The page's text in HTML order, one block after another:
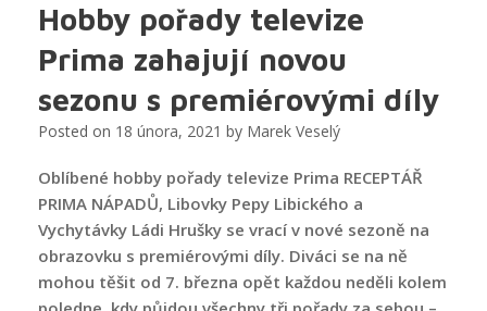
Hobby pořady televize
Prima zahajují novou
sezonu s premiérovými díly
Posted on 18 února, 2021 by Marek Veselý
Oblíbené hobby pořady televize Prima RECEPTÁŘ
PRIMA NÁPADŮ, Libovky Pepy Libického a
Vychytávky Ládi Hrušky se vrací v nové sezoně na
obrazovku s premiérovými díly. Diváci se na ně
mohou těšit od 7. března opět každou neděli kolem